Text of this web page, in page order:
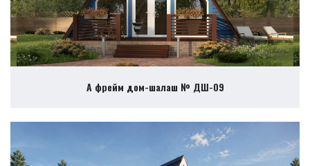
А фрейм дом-шалаш № ДШ-09